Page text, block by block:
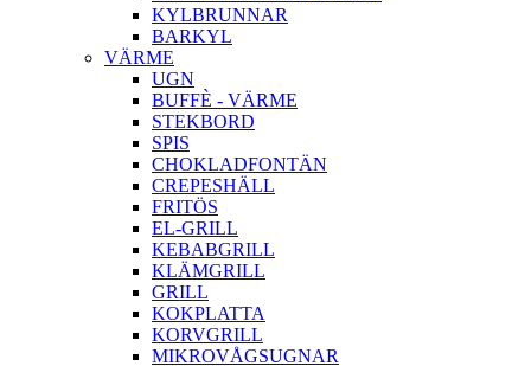
KYLBRUNNAR
BARKYL
VÄRME
UGN
BUFFÈ - VÄRME
STEKBORD
SPIS
CHOKLADFONTÄN
CREPESHÄLL
FRITÖS
EL-GRILL
KEBABGRILL
KLÄMGRILL
GRILL
KOKPLATTA
KORVGRILL
MIKROVÅGSUGNAR